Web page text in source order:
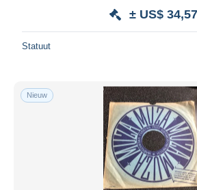
± US$ 34,57
Statuut
Nieuw